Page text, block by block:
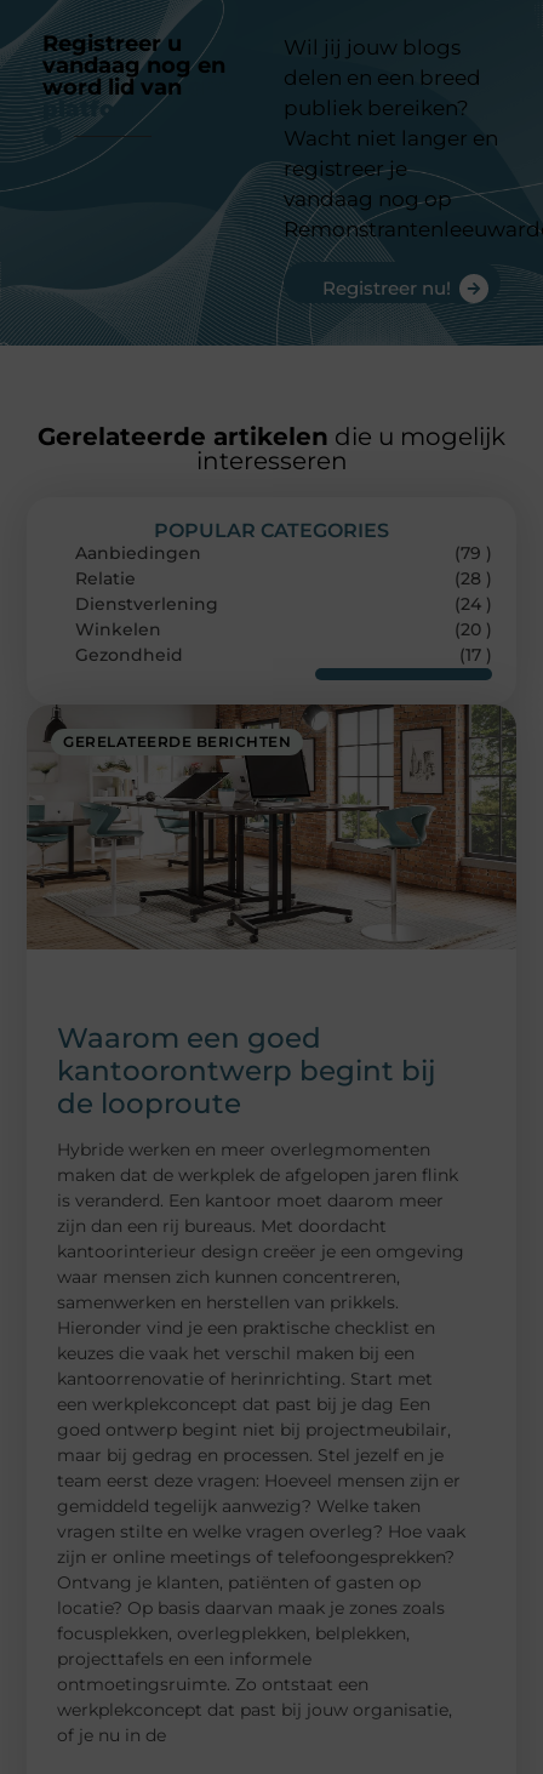
Registreer u
vandaag nog en
word lid van
platform
Wil jij jouw blogs
delen en een breed
publiek bereiken?
Wacht niet langer en
registreer je
vandaag nog op
Registreer nu!
Gerelateerde artikelen die u mogelijk
interesseren
GERELATEERDE BERICHTEN
Waarom een goed
kantoorontwerp begint bij
de looproute
Hybride werken en meer overlegmomenten
maken dat de werkplek de afgelopen jaren flink
is veranderd. Een kantoor moet daarom meer
zijn dan een rij bureaus. Met doordacht
kantoorinterieur design creëer je een omgeving
waar mensen zich kunnen concentreren,
samenwerken en herstellen van prikkels.
Hieronder vind je een praktische checklist en
keuzes die vaak het verschil maken bij een
kantoorrenovatie of herinrichting. Start met
een werkplekconcept dat past bij je dag Een
goed ontwerp begint niet bij projectmeubilair,
maar bij gedrag en processen. Stel jezelf en je
team eerst deze vragen: Hoeveel mensen zijn er
gemiddeld tegelijk aanwezig? Welke taken
vragen stilte en welke vragen overleg? Hoe vaak
zijn er online meetings of telefoongesprekken?
Ontvang je klanten, patiënten of gasten op
locatie? Op basis daarvan maak je zones zoals
focusplekken, overlegplekken, belplekken,
projecttafels en een informele
ontmoetingsruimte. Zo ontstaat een
werkplekconcept dat past bij jouw organisatie,
of je nu in de
POPULAR CATEGORIES
Aanbiedingen
(79 )
Relatie
(28 )
Dienstverlening
(24 )
Winkelen
(20 )
Gezondheid
(17 )